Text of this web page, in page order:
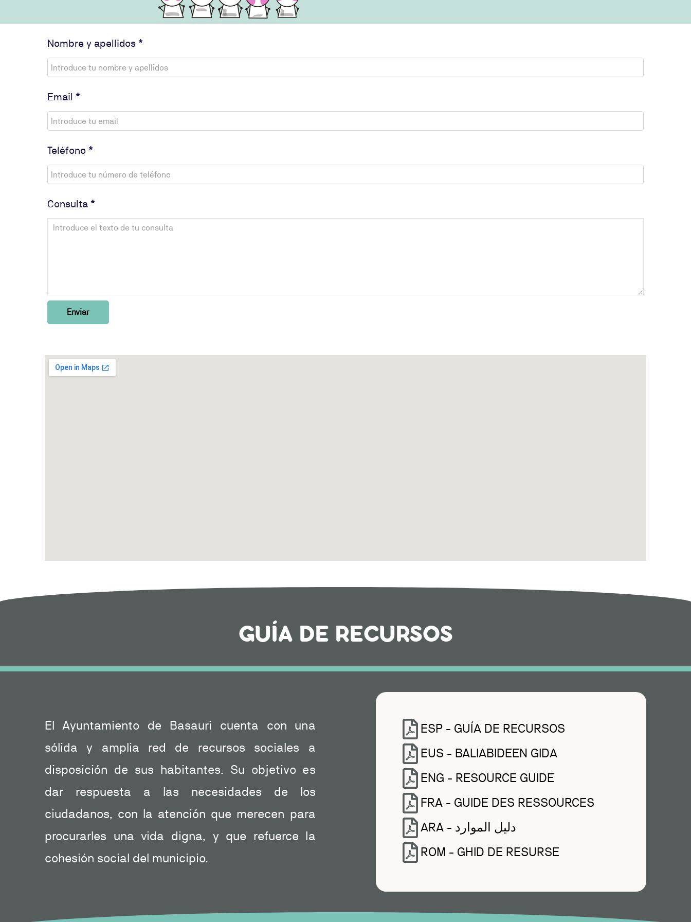
Nombre y apellidos *
Email *
Teléfono *
Consulta *
Enviar
GUÍA DE RECURSOS
El Ayuntamiento de Basauri cuenta con una
sólida y amplia red de recursos sociales a
disposición de sus habitantes. Su objetivo es
dar respuesta a las necesidades de los
ciudadanos, con la atención que merecen para
procurarles una vida digna, y que refuerce la
cohesión social del municipio.
ESP - GUÍA DE RECURSOS
EUS - BALIABIDEEN GIDA
ENG - RESOURCE GUIDE
FRA - GUIDE DES RESSOURCES
ARA - دليل الموارد
ROM - GHID DE RESURSE